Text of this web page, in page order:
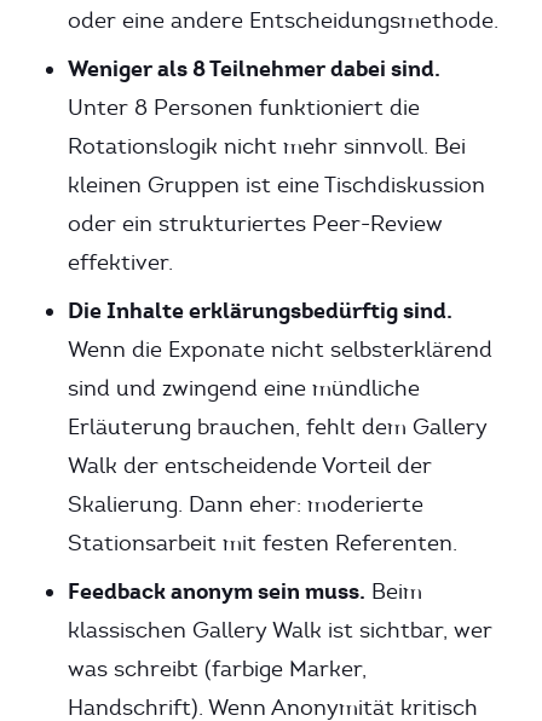
oder eine andere Entscheidungsmethode.
Weniger als 8 Teilnehmer dabei sind.
Unter 8 Personen funktioniert die
Rotationslogik nicht mehr sinnvoll. Bei
kleinen Gruppen ist eine Tischdiskussion
oder ein strukturiertes Peer-Review
effektiver.
Die Inhalte erklärungsbedürftig sind.
Wenn die Exponate nicht selbsterklärend
sind und zwingend eine mündliche
Erläuterung brauchen, fehlt dem Gallery
Walk der entscheidende Vorteil der
Skalierung. Dann eher: moderierte
Stationsarbeit mit festen Referenten.
Feedback anonym sein muss. Beim
klassischen Gallery Walk ist sichtbar, wer
was schreibt (farbige Marker,
Handschrift). Wenn Anonymität kritisch